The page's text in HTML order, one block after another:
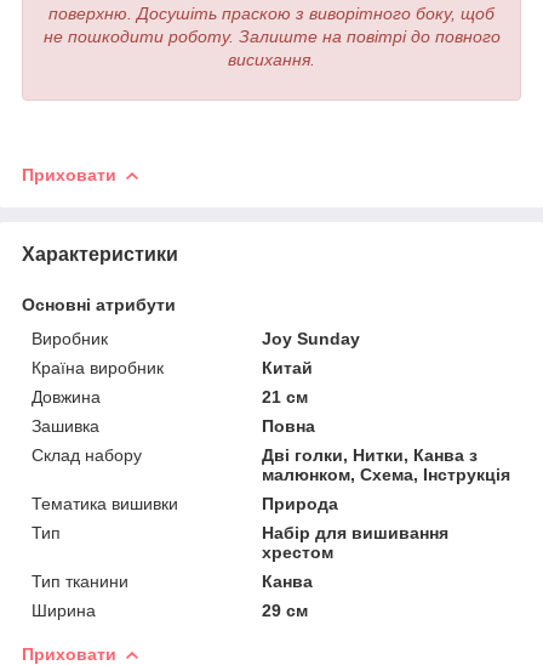
поверхню. Досушіть праскою з виворітного боку, щоб
не пошкодити роботу. Залиште на повітрі до повного
висихання.
Приховати
Характеристики
Основні атрибути
Виробник
Joy Sunday
Країна виробник
Китай
Довжина
21 см
Зашивка
Повна
Склад набору
Дві голки, Нитки, Канва з
малюнком, Схема, Інструкція
Тематика вишивки
Природа
Тип
Набір для вишивання
хрестом
Тип тканини
Канва
Ширина
29 см
Приховати